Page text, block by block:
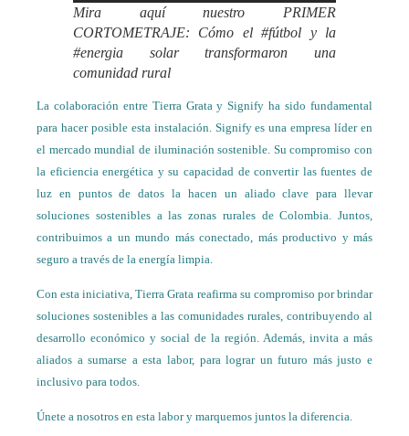
Mira aquí nuestro PRIMER
CORTOMETRAJE: Cómo el #fútbol y la
#energia solar transformaron una
comunidad rural
La colaboración entre Tierra Grata y Signify ha sido fundamental
para hacer posible esta instalación. Signify es una empresa líder en
el mercado mundial de iluminación sostenible. Su compromiso con
la eficiencia energética y su capacidad de convertir las fuentes de
luz en puntos de datos la hacen un aliado clave para llevar
soluciones sostenibles a las zonas rurales de Colombia. Juntos,
contribuimos a un mundo más conectado, más productivo y más
seguro a través de la energía limpia.
Con esta iniciativa, Tierra Grata reafirma su compromiso por brindar
soluciones sostenibles a las comunidades rurales, contribuyendo al
desarrollo económico y social de la región. Además, invita a más
aliados a sumarse a esta labor, para lograr un futuro más justo e
inclusivo para todos.
Únete a nosotros en esta labor y marquemos juntos la diferencia.